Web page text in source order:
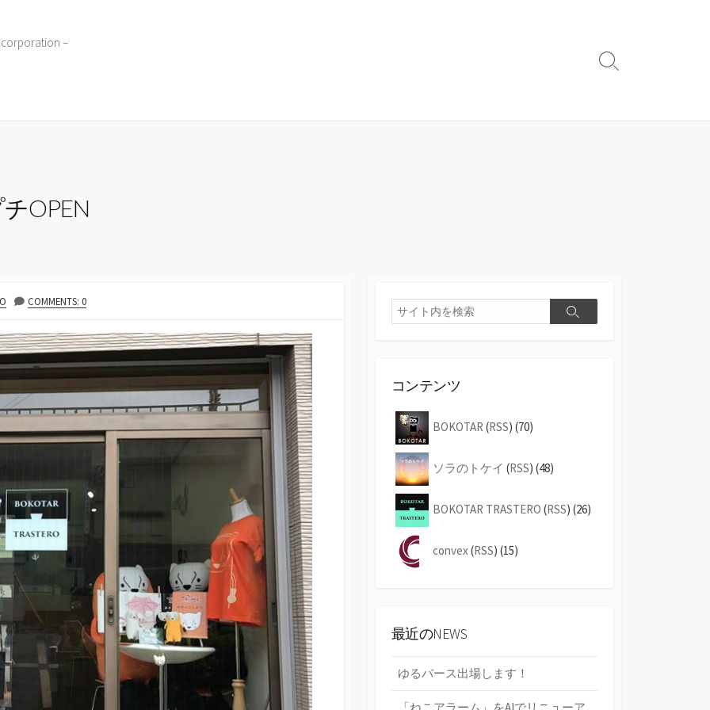
–
検
チOPEN
COMMENTS: 0
検
索
検
コンテンツ
BOKOTAR (RSS) (70)
ソラのトケイ (RSS) (48)
BOKOTAR TRASTERO (RSS) (26)
convex(RSS) (15)
最近のNEWS
ゆるバース出場します！